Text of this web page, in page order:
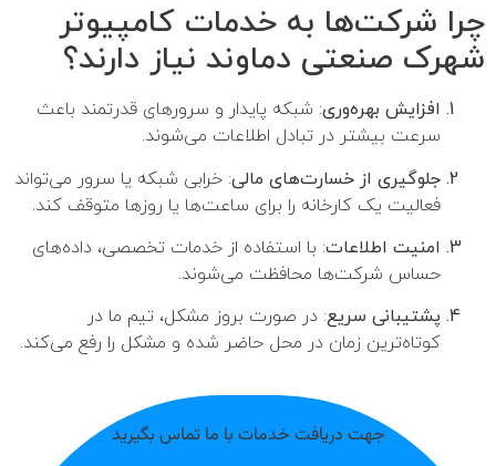
چرا شرکت‌ها به خدمات کامپیوتر
شهرک صنعتی دماوند نیاز دارند؟
افزایش بهره‌وری: شبکه پایدار و سرورهای قدرتمند باعث
سرعت بیشتر در تبادل اطلاعات می‌شوند.
جلوگیری از خسارت‌های مالی: خرابی شبکه یا سرور می‌تواند
فعالیت یک کارخانه را برای ساعت‌ها یا روزها متوقف کند.
امنیت اطلاعات: با استفاده از خدمات تخصصی، داده‌های
حساس شرکت‌ها محافظت می‌شوند.
پشتیبانی سریع: در صورت بروز مشکل، تیم ما در
کوتاه‌ترین زمان در محل حاضر شده و مشکل را رفع می‌کند.
جهت دریافت خدمات با ما تماس بگیرید